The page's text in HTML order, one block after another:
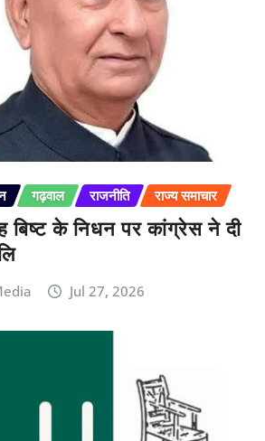
गढ़वाल राजनीति राज्य समाचार
बिष्ट के निधन पर कांग्रेस ने दी
Jul 27, 2026